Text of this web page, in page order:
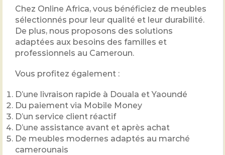
Chez Online Africa, vous bénéficiez de meubles
sélectionnés pour leur qualité et leur durabilité.
De plus, nous proposons des solutions
adaptées aux besoins des familles et
professionnels au Cameroun.
Vous profitez également :
D’une livraison rapide à Douala et Yaoundé
Du paiement via Mobile Money
D’un service client réactif
D’une assistance avant et après achat
De meubles modernes adaptés au marché
camerounais